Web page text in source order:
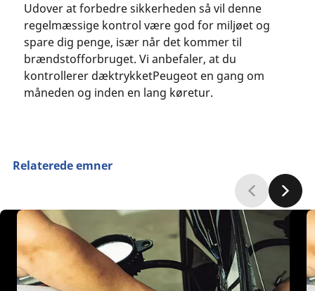
Udover at forbedre sikkerheden så vil denne
regelmæssige kontrol være god for miljøet og
spare dig penge, især når det kommer til
brændstofforbruget. Vi anbefaler, at du
kontrollerer dæktrykketPeugeot en gang om
måneden og inden en lang køretur.
Relaterede emner